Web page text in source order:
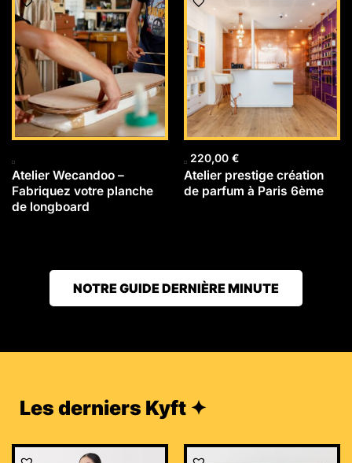
Atelier Wecandoo –
Fabriquez votre planche
de longboard
220,00 €
Atelier prestige création
de parfum à Paris 6ème
NOTRE GUIDE DERNIÈRE MINUTE
Les derniers Kyft ✦